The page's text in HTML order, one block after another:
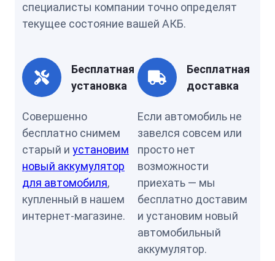
специалисты компании точно определят
текущее состояние вашей АКБ.
Бесплатная
установка
Совершенно
бесплатно снимем
старый и установим
новый аккумулятор
для автомобиля,
купленный в нашем
интернет-магазине.
Бесплатная
доставка
Если автомобиль не
завелся совсем или
просто нет
возможности
приехать — мы
бесплатно доставим
и установим новый
автомобильный
аккумулятор.